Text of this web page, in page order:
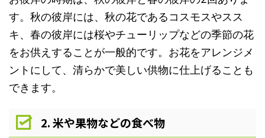
す。秋の彼岸には、秋の花であるコスモスやスス
キ、春の彼岸には桜やチューリップなどの季節の花
をお供えすることが一般的です。お花をアレンジメ
ントにして、清らかで美しい供物に仕上げることも
できます。
2. 米や果物などの食べ物